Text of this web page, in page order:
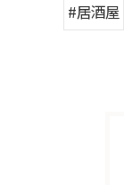
#居酒屋